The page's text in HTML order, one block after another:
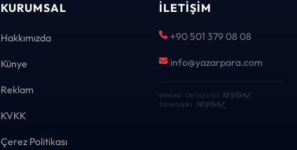
KURUMSAL
Hakkımızda
Künye
Reklam
KVKK
Çerez Politikası
İLETIŞIM
+90 501 379 08 08
info@yazarpara.com
eNews · Geliştirici KEYDAL·
Developer KEYDAL